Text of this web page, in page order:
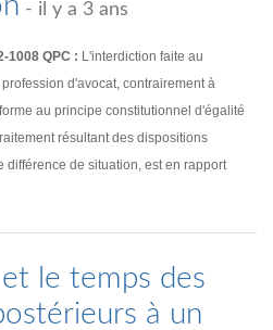
- il y a 3 ans
1008 QPC : L'interdiction faite au
d'avocat, contrairement à
au principe constitutionnel d'égalité
résultant des dispositions
différence de situation, est en rapport
le temps des
à un